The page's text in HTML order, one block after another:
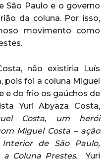
São Paulo e o governo
da coluna. Por isso,
movimento como
não existiria Luís
pois foi a coluna Miguel
e do frio os gaúchos de
Yuri Abyaza Costa,
Costa, um herói
Miguel Costa – ação
de São Paulo,
Coluna Prestes.
Yuri